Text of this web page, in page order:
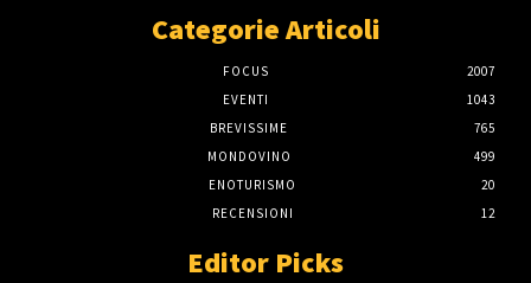
Categorie Articoli
FOCUS
2007
EVENTI
1043
BREVISSIME
765
MONDOVINO
499
ENOTURISMO
20
RECENSIONI
12
Editor Picks